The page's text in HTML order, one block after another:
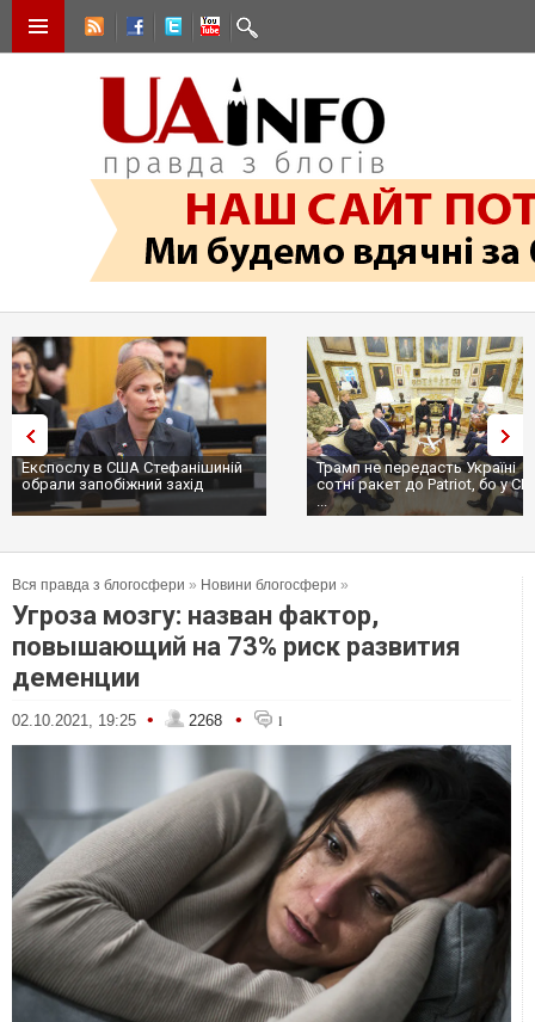
Експослу в США Стефанішиній
обрали запобіжний захід
Трамп не передасть Україні
сотні ракет до Patriot, бо у
...
Вся правда з блогосфери » Новини блогосфери »
Угроза мозгу: назван фактор,
повышающий на 73% риск развития
деменции
02.10.2021, 19:25 • 2268 • 1